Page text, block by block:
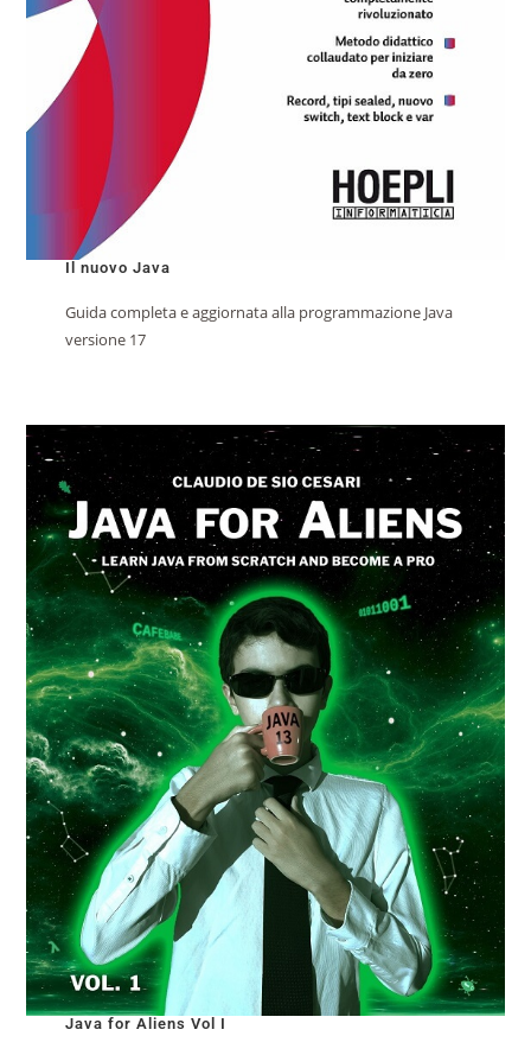
Il nuovo Java
Guida completa e aggiornata alla programmazione Java
versione 17
Java for Aliens Vol I